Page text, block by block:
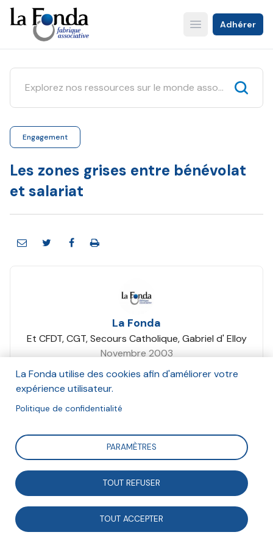
Aller
au
contenu
principal
Open main menu
Adhérer
Engagement
Les zones grises entre bénévolat
et salariat
La Fonda
Et CFDT, CGT, Secours Catholique, Gabriel d' Elloy
Novembre 2003
Alors que, pour la majorité des associations,
l’engagement des bénévoles reste la base des
ressources humaines, les frontières entre bénévolat et
salariat sont de plus en plus floues. Pour nombre
d’associations, le recours au salariat est indispensable
pour développer leur projet et leurs services, mais
La Fonda utilise des cookies afin d'améliorer votre
expérience utilisateur.
Politique de confidentialité
PARAMÈTRES
TOUT REFUSER
TOUT ACCEPTER